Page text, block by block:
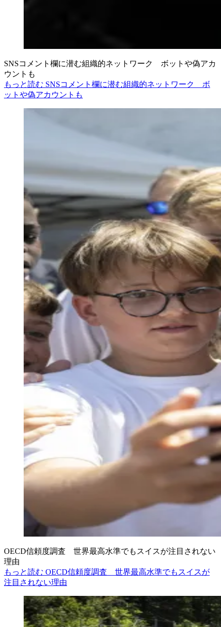
SNSコメント欄に潜む組織的ネットワーク ボットや偽アカ
ウントも
もっと読む SNSコメント欄に潜む組織的ネットワーク ボ
ットや偽アカウントも
OECD信頼度調査 世界最高水準でもスイスが注目されない
理由
もっと読む OECD信頼度調査 世界最高水準でもスイスが
注目されない理由